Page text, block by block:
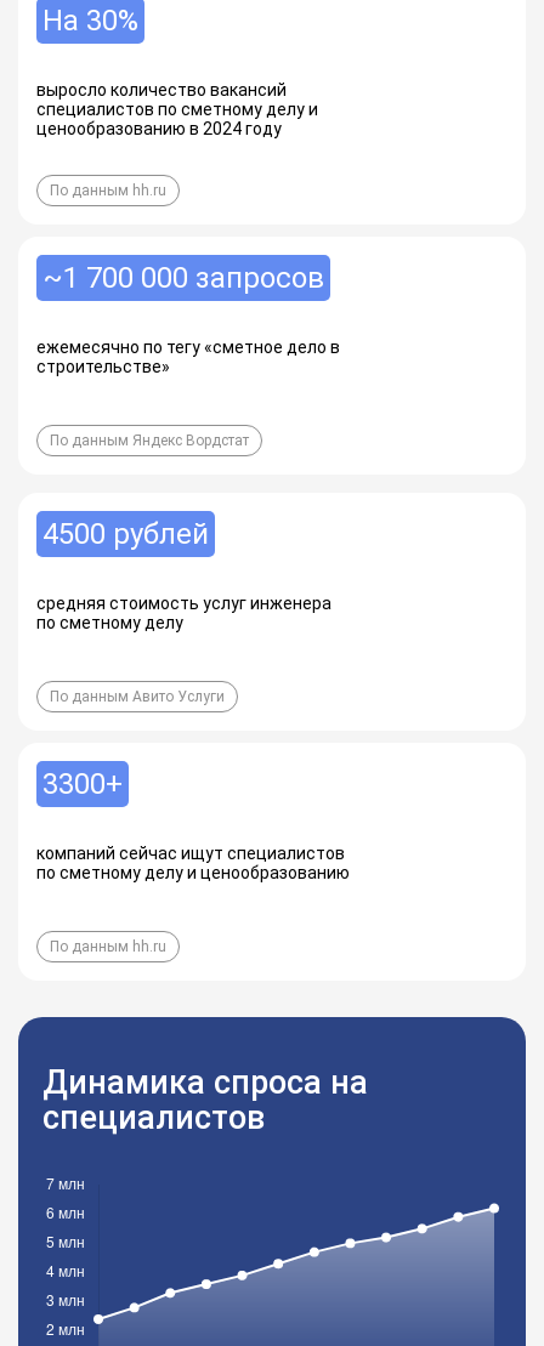
На 30%
выросло количество вакансий
специалистов по сметному делу и
ценообразованию в 2024 году
По данным hh.ru
~1 700 000 запросов
ежемесячно по тегу «сметное дело в
строительстве»
По данным Яндекс Вордстат
4500 рублей
средняя стоимость услуг инженера
по сметному делу
По данным Авито Услуги
3300+
компаний сейчас ищут специалистов
по сметному делу и ценообразованию
По данным hh.ru
Динамика спроса на
специалистов